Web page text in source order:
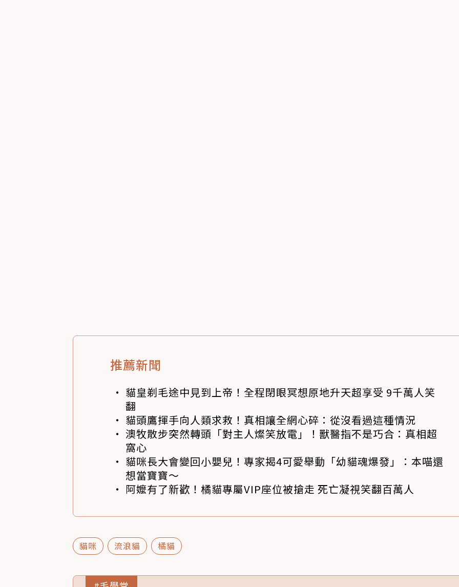
推薦新聞
貓皇剃毛途中見到上帝！全程閉眼冥想原地升天超享受 9千萬人笑
翻
貓頭鷹揮手向人類求救！真相讓全網心碎：從沒看過這種情況
澳牧散步突然轉頭「對主人燦笑放電」！獸醫指不是巧合：真相超
窩心
貓咪長大會變回小嬰兒！專家揭4可愛舉動「幼貓魂爆發」：本喵還
想當寶寶～
阿嬤有了新歡！橘貓專屬VIP座位被搶走 死亡凝視笑翻百萬人
貓咪 流浪貓 橘貓